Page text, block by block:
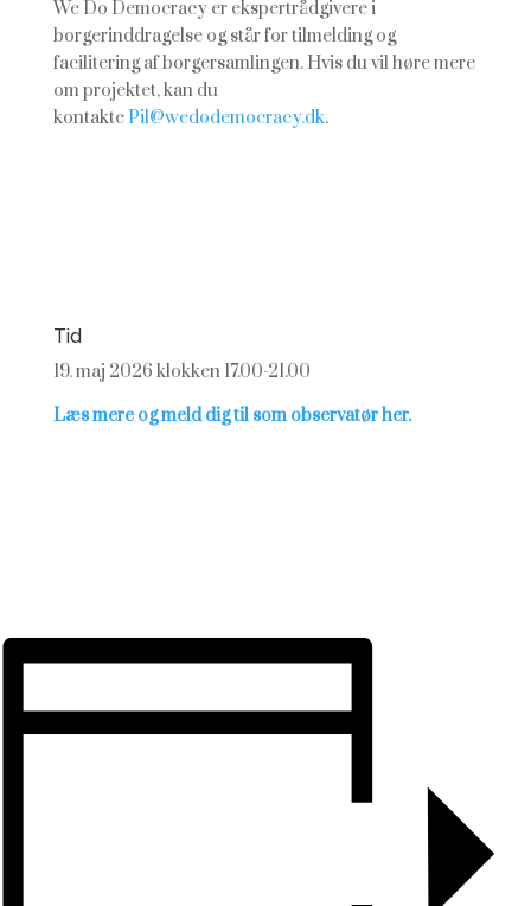
We Do Democracy er ekspertrådgivere i
borgerinddragelse og står for tilmelding og
facilitering af borgersamlingen. Hvis du vil høre mere
om projektet, kan du
kontakte Pil@wedodemocracy.dk.
Tid
19. maj 2026 klokken 17.00-21.00
Læs mere og meld dig til som observatør her.